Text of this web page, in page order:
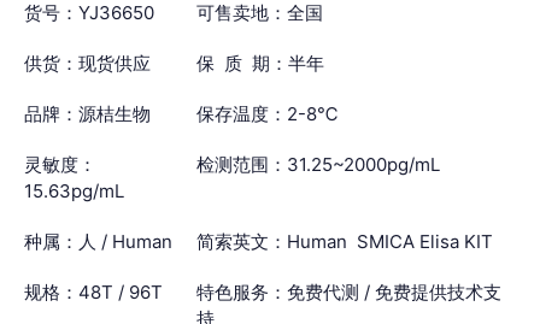
货号：YJ36650 可售卖地：全国
供货：现货供应 保 质 期：半年
品牌：源桔生物 保存温度：2-8℃
灵敏度：
15.63pg/mL
检测范围：31.25~2000pg/mL
种属：人 / Human 简索英文：Human SMICA Elisa KIT
规格：48T / 96T
特色服务：免费代测 / 免费提供技术支
持